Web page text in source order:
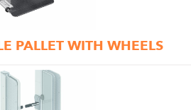
PALLET WITH WHEELS